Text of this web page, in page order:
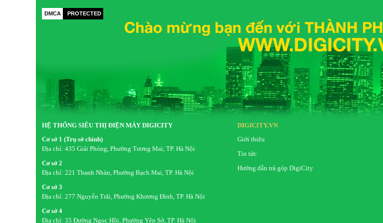
TRỌNG LƯỢNG
Có Chân Đế (Kg)
6kg
Nếu bạn đang tìm kiếm một chiếc tivi với kích thước không quá lớn, có đầy đủ tính năng cơ bản, hiệu suất
nhanh và hiệu quả cho phòng ngủ, tivi Skyworth E5000G 43inch chắc chắn là sự lựa chọn phù hợp dành cho
bạn. E5000G 43inch đem đến cho bạn những trải nghiệm giải trí tuyệt vời dựa trên 3 tiêu chí: Cooler (sành
điệu hơn), Faster (nhanh hơn) và Diversifier (đa dạng hơn). Cùng chúng tôi tìm hiểu về tivi Skyworth E5000G
43 inch qua nội dung chi tiết sau:
DMCA PROTECTED
HỆ THỐNG SIÊU THỊ ĐIỆN MÁY DIGICITY
Cơ sở 1 (Trụ sở chính)
Địa chỉ: 435 Giải Phóng, Phường Tương Mai, TP. Hà Nội
Cơ sở 2
Địa chỉ: 221 Thanh Nhàn, Phường Bạch Mai, TP. Hà Nội
Cơ sở 3
Địa chỉ: 277 Nguyễn Trãi, Phường Khương Đình, TP. Hà Nội
Cơ sở 4
Địa chỉ: 35 Đường Ngọc Hồi, Phường Yên Sở, TP. Hà Nội
DIGICITY.VN
Giới thiệu
Tin tức
Hướng dẫn trả góp DigiCity